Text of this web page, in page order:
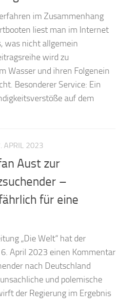
im Zusammenhang
liest man im Internet
was nicht allgemein
wird zu
Wasser und ihren Folgenein
Besonderer Service: Ein
auf dem
APRIL 2023
Aust zur
–
für eine
„Die Welt“ hat der
April 2023 einen Kommentar
nach Deutschland
und polemische
der Regierung im Ergebnis